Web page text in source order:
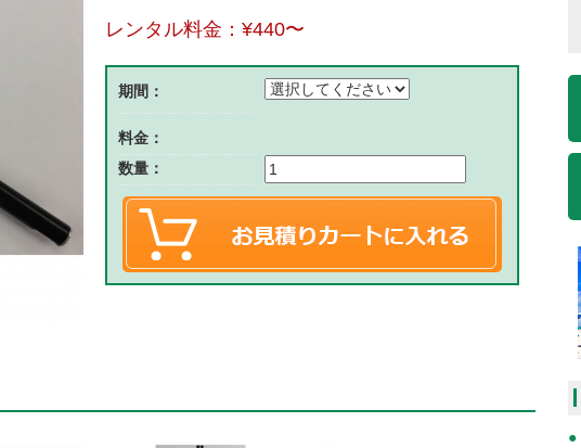
レンタル料金： ¥440〜
期間：
料金：
数量：